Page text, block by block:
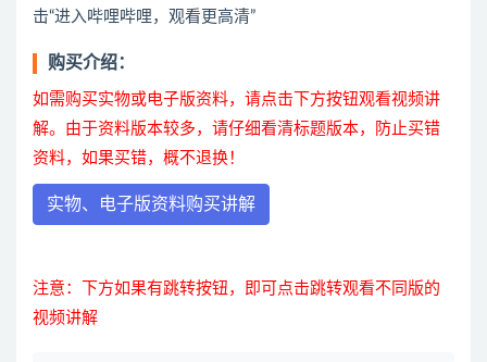
击“进入哔哩哔哩，观看更高清”
购买介绍：
如需购买实物或电子版资料，请点击下方按钮观看视频讲
解。由于资料版本较多，请仔细看清标题版本，防止买错
资料，如果买错，概不退换！
实物、电子版资料购买讲解
注意：下方如果有跳转按钮，即可点击跳转观看不同版的
视频讲解